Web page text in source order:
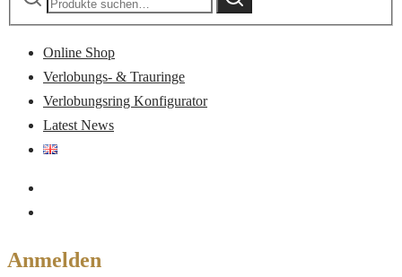
Online Shop
Verlobungs- & Trauringe
Verlobungsring Konfigurator
Latest News
Anmelden